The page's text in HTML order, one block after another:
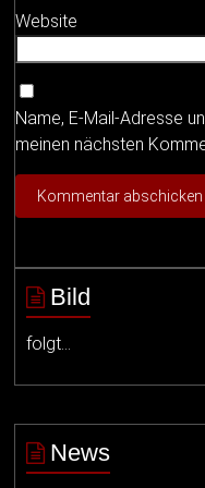
Website
Name, E-Mail-Adresse
meinen nächsten
Bild
folgt…
News